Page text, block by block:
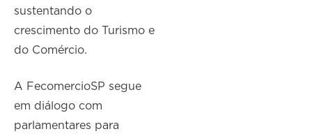
sustentando o
crescimento do Turismo e
do Comércio.
A FecomercioSP segue
em diálogo com
parlamentares para